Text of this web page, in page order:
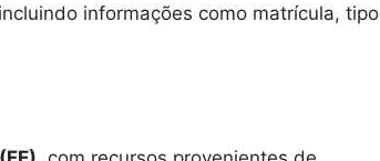
informações como matrícula, tipo